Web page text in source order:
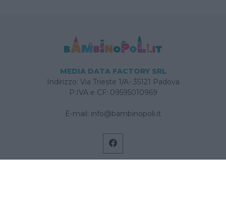
MEDIA DATA FACTORY SRL
Indirizzo: Via Trieste 1/A- 35121 Padova
P.IVA e CF: 09595010969
E-mail: info@bambinopoli.it